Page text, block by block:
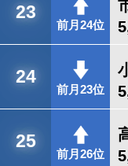
23
前月24位
24
前月23位
25
前月26位